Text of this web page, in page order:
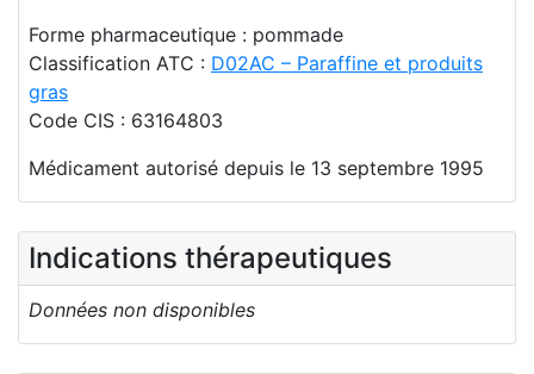
Forme pharmaceutique : pommade
Classification ATC : D02AC – Paraffine et produits
gras
Code CIS : 63164803
Médicament autorisé depuis le 13 septembre 1995
Indications thérapeutiques
Données non disponibles